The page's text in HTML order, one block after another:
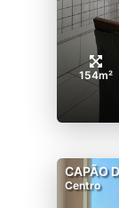
154m²
CAPÃO
Centro